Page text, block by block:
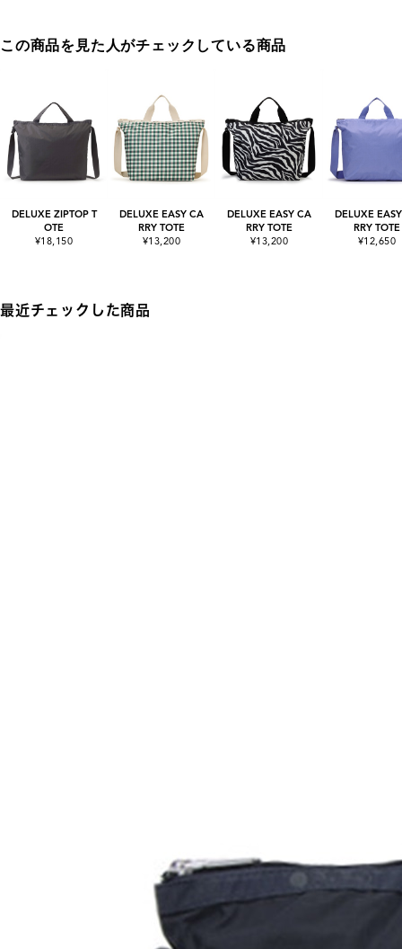
この商品を見た人がチェックしている商品
DELUXE ZIPTOP T
OTE
¥18,150
DELUXE EASY CA
RRY TOTE
¥13,200
DELUXE EASY CA
RRY TOTE
¥13,200
DELUXE
RRY TOTE
¥12,650
最近チェックした商品